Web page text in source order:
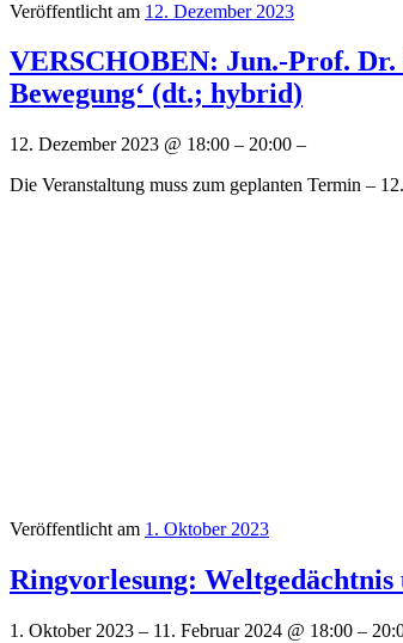
Veröffentlicht am 12. Dezember 2023
VERSCHOBEN: Jun.-Prof.
Bewegung‘ (dt.; hybrid)
12. Dezember 2023 @ 18:00 – 20:00 –
Die Veranstaltung muss zum geplanten Termin –
Veröffentlicht am 1. Oktober 2023
Ringvorlesung:
1. Oktober 2023 – 11. Februar 2024 @ 18:00 –